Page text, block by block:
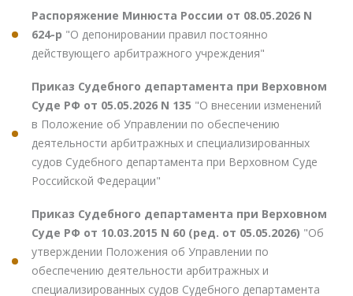
Распоряжение Минюста России от 08.05.2026 N
624-р "О депонировании правил постоянно
действующего арбитражного учреждения"
Приказ Судебного департамента при Верховном
Суде РФ от 05.05.2026 N 135 "О внесении изменений
в Положение об Управлении по обеспечению
деятельности арбитражных и специализированных
судов Судебного департамента при Верховном Суде
Российской Федерации"
Приказ Судебного департамента при Верховном
Суде РФ от 10.03.2015 N 60 (ред. от 05.05.2026) "Об
утверждении Положения об Управлении по
обеспечению деятельности арбитражных и
специализированных судов Судебного департамента